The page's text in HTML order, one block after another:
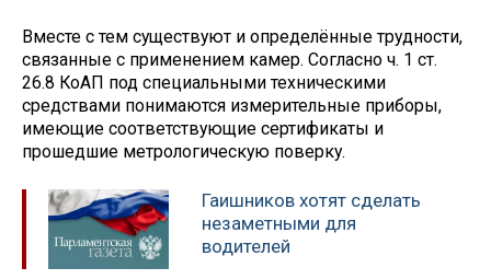
Вместе с тем существуют и определённые трудности,
связанные с применением камер. Согласно ч. 1 ст.
26.8 КоАП под специальными техническими
средствами понимаются измерительные приборы,
имеющие соответствующие сертификаты и
прошедшие метрологическую поверку.
Гаишников хотят сделать
незаметными для
водителей